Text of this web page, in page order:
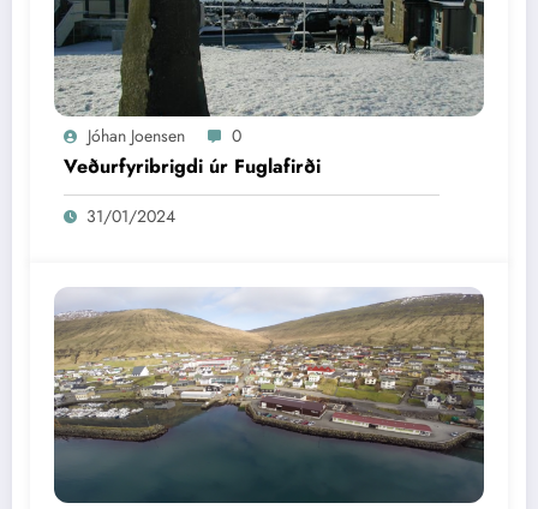
Jóhan Joensen 0
Veðurfyribrigdi úr Fuglafirði
31/01/2024